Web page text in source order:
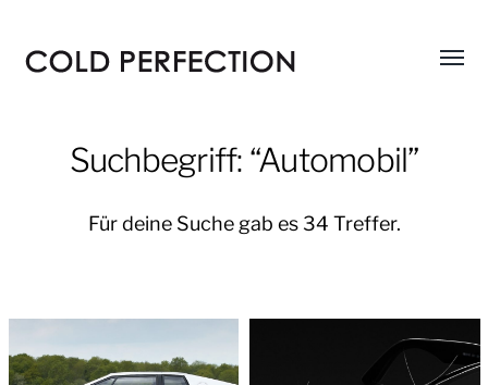
Menü
Suchbegriff: “Automobil”
Für deine Suche gab es 34 Treffer.